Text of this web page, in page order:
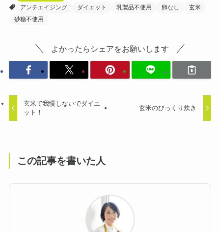
アンチエイジング ダイエット 乳製品不使用 卵なし
玄米
砂糖不使用
よかったらシェアをお願いします
玄米で我慢しないでダイエ
ット！
玄米のびっくり炊き
この記事を書いた人